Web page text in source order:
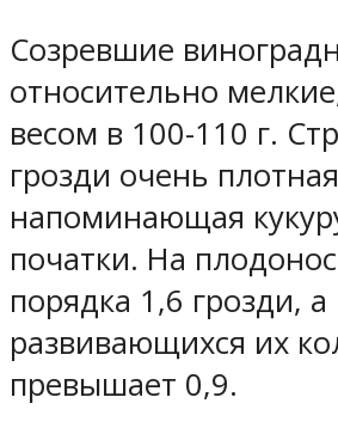
Созревшие
относительно
весом в 100-110 г.
грозди очень
напоминающая
початки. На
порядка 1,6 грозди, а
развивающихся их
превышает 0,9.